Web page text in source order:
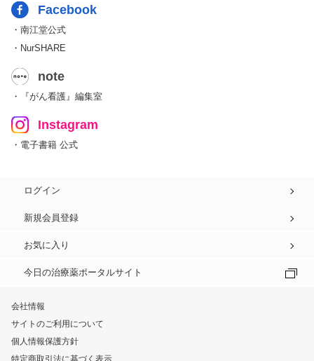
Facebook
・南江堂公式
・NurSHARE
note
・『がん看護』編集室
Instagram
・電子書籍 公式
ログイン
新規会員登録
お気に入り
今日の治療薬ポータルサイト
会社情報
サイトのご利用について
個人情報保護方針
特定商取引法に基づく表示